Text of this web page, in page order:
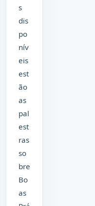
s
dis
po
nív
eis
est
ão
as
pal
est
ras
so
bre
Bo
as